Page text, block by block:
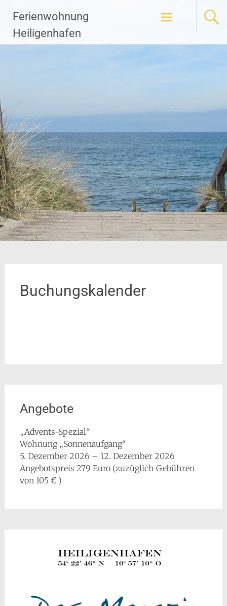
Inhalt
springen
Ferienwohnung
Heiligenhafen
Buchungskalender
Angebote
„Advents-Spezial“
Wohnung „Sonnenaufgang“
5. Dezember 2026 – 12. Dezember 2026
Angebotspreis 279 Euro (zuzüglich Gebühren
von 105 € )